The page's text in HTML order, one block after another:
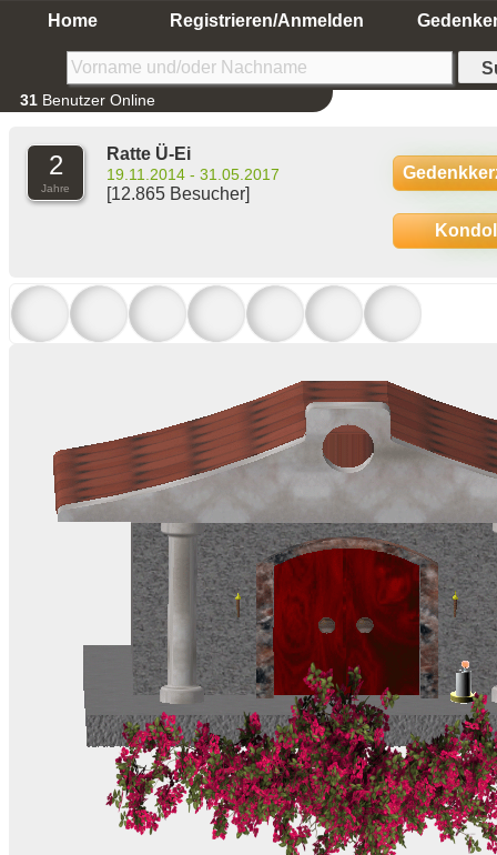
Home Registrieren/Anmelden
31 Benutzer Online
2
Jahre
Ratte Ü-Ei
19.11.2014 - 31.05.2017
[12.865 Besucher]